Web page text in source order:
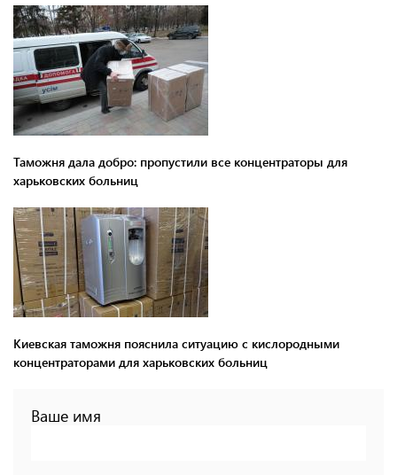
Таможня дала добро: пропустили все концентраторы для
харьковских больниц
Киевская таможня пояснила ситуацию с кислородными
концентраторами для харьковских больниц
Ваше имя